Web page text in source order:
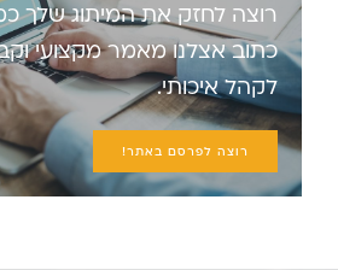
רוצה לחזק את המיתוג שלך
כתוב אצלנו מאמר מקצועי
לקהל איכותי.
רוצה לפרסם באתר!